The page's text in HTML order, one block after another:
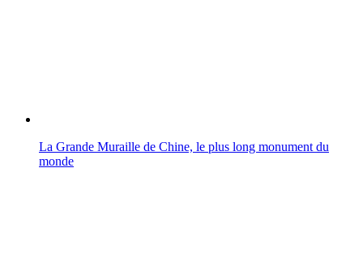
La Grande Muraille de Chine, le plus long monument du
monde